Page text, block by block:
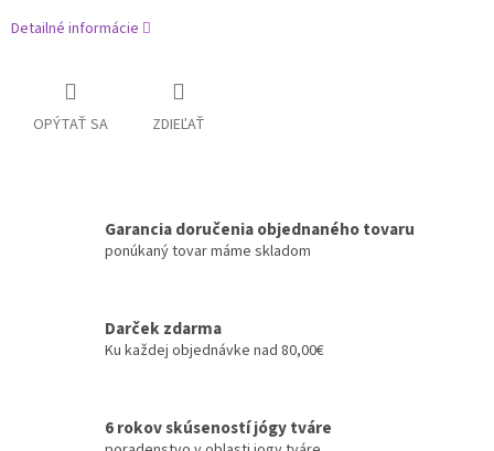
Detailné informácie
OPÝTAŤ SA ZDIEĽAŤ
Garancia doručenia objednaného tovaru
ponúkaný tovar máme skladom
Darček zdarma
Ku každej objednávke nad 80,00€
6 rokov skúseností jógy tváre